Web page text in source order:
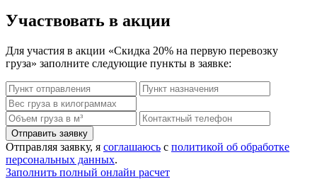
Участвовать в акции
Для участия в акции «Скидка 20% на первую перевозку
груза» заполните следующие пункты в заявке:
Отправляя заявку, я соглашаюсь с политикой об обработке
персональных данных.
Заполнить полный онлайн расчет